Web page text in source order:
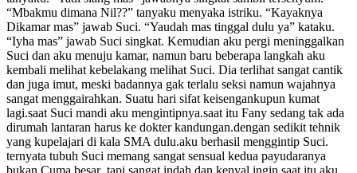
“Mbakmu dimana Nil??” tanyaku menyaka istriku. “Kayaknya
Dikamar mas” jawab Suci. “Yaudah mas tinggal dulu ya” kataku.
“Iyha mas” jawab Suci singkat. Kemudian aku pergi meninggalkan
Suci dan aku menuju kamar, namun baru beberapa langkah aku
kembali melihat kebelakang melihat Suci. Dia terlihat sangat cantik
dan juga imut, meski badannya gak terlalu seksi namun wajahnya
sangat menggairahkan. Suatu hari sifat keisengankupun kumat
lagi.saat Suci mandi aku mengintipnya.saat itu Fany sedang tak ada
dirumah lantaran harus ke dokter kandungan.dengan sedikit tehnik
yang kupelajari di kala SMA dulu.aku berhasil menggintip Suci.
ternyata tubuh Suci memang sangat sensual kedua payudaranya
bukan Cuma besar ,tapi sangat indah dan kenyal.ingin saat itu aku